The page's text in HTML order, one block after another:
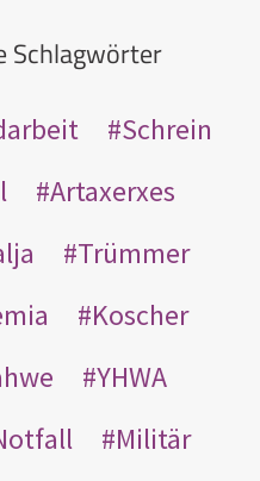
Schlagwörter
Schrein
Artaxerxes
Trümmer
Koscher
YHWA
Militär